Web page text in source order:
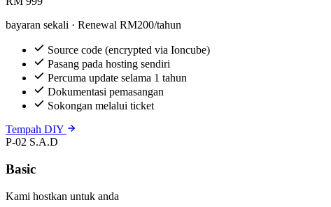
bayaran sekali · Renewal RM200/tahun
Source code (encrypted via Ioncube)
Pasang pada hosting sendiri
Percuma update selama 1 tahun
Dokumentasi pemasangan
Sokongan melalui ticket
Tempah DIY
P-02 S.A.D
Basic
Kami hostkan untuk anda